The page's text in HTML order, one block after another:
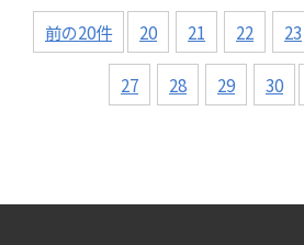
前の20件 20 21 22 23
27 28 29 30